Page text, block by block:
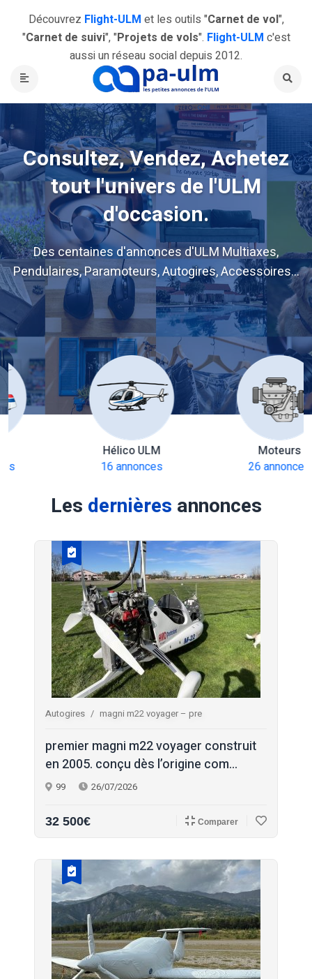
Découvrez Flight-ULM et les outils "Carnet de vol",
"Carnet de suivi", "Projets de vols". Flight-ULM c'est
aussi un réseau social depuis 2012.
Consultez, Vendez, Achetez
tout l'univers de l'ULM
d'occasion.
Des centaines d'annonces d'ULM Multiaxes,
Pendulaires, Paramoteurs, Autogires, Accessoires...
Hélico ULM
16 annonces
26 annonces
Les dernières annonces
Autogires magni m22 voyager – pre
premier magni m22 voyager construit
en 2005. conçu dès l’origine com...
99 26/07/2026
32 500€ Comparer